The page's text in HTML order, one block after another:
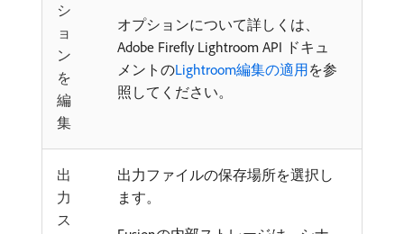
シ
ョ
ン
を
編
集
オプションについて詳しくは、
Adobe Firefly Lightroom API ドキュ
メントのLightroom編集の適用を参
照してください。
出
力
ス
出力ファイルの保存場所を選択し
ます。